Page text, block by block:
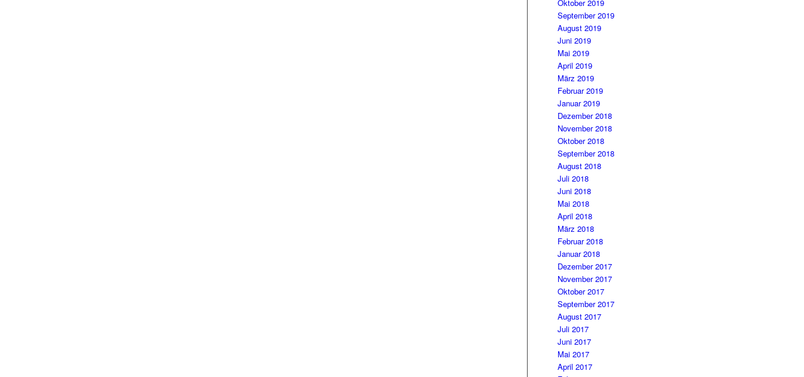
Oktober 2019
September 2019
August 2019
Juni 2019
Mai 2019
April 2019
März 2019
Februar 2019
Januar 2019
Dezember 2018
November 2018
Oktober 2018
September 2018
August 2018
Juli 2018
Juni 2018
Mai 2018
April 2018
März 2018
Februar 2018
Januar 2018
Dezember 2017
November 2017
Oktober 2017
September 2017
August 2017
Juli 2017
Juni 2017
Mai 2017
April 2017